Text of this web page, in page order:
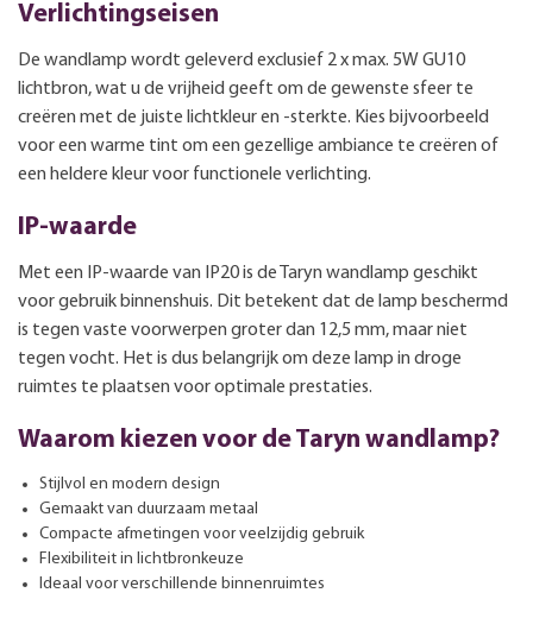
Verlichtingseisen
De wandlamp wordt geleverd exclusief 2 x max. 5W GU10
lichtbron, wat u de vrijheid geeft om de gewenste sfeer te
creëren met de juiste lichtkleur en -sterkte. Kies bijvoorbeeld
voor een warme tint om een gezellige ambiance te creëren of
een heldere kleur voor functionele verlichting.
IP-waarde
Met een IP-waarde van IP20 is de Taryn wandlamp geschikt
voor gebruik binnenshuis. Dit betekent dat de lamp beschermd
is tegen vaste voorwerpen groter dan 12,5 mm, maar niet
tegen vocht. Het is dus belangrijk om deze lamp in droge
ruimtes te plaatsen voor optimale prestaties.
Waarom kiezen voor de Taryn wandlamp?
Stijlvol en modern design
Gemaakt van duurzaam metaal
Compacte afmetingen voor veelzijdig gebruik
Flexibiliteit in lichtbronkeuze
Ideaal voor verschillende binnenruimtes